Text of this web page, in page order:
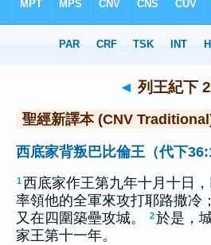
> 列王紀下 25
◄ 列王紀下
聖經新譯本 (CNV
西底家背叛巴比倫王（代下
1西底家作王第九年十月十日
率領他的全軍來攻打耶路撒冷
又在四圍築壘攻城。
2於是，
家王第十一年。